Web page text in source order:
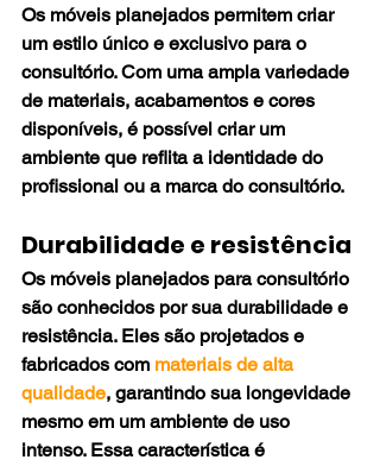
Os móveis planejados permitem criar
um estilo único e exclusivo para o
consultório. Com uma ampla variedade
de materiais, acabamentos e cores
disponíveis, é possível criar um
ambiente que reflita a identidade do
profissional ou a marca do consultório.
Durabilidade e resistência
Os móveis planejados para consultório
são conhecidos por sua durabilidade e
resistência. Eles são projetados e
fabricados com materiais de alta
qualidade, garantindo sua longevidade
mesmo em um ambiente de uso
intenso. Essa característica é